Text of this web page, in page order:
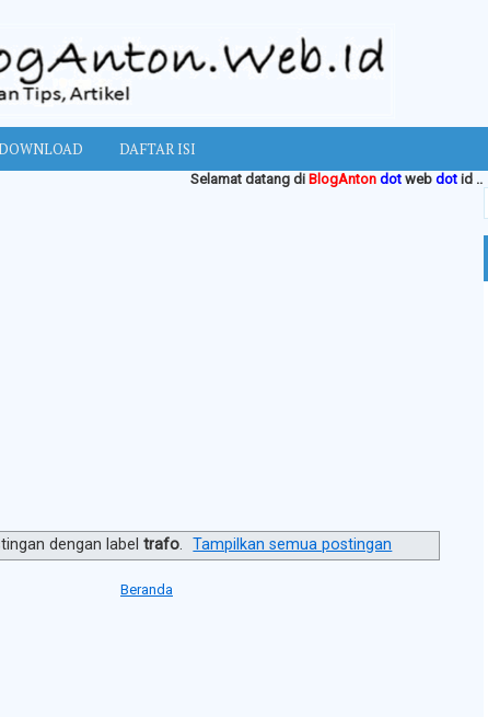
DAFTAR ISI
Selamat datang diBlogAnton dotwebdotid ..
dengan label trafo. Tampilkan semua postingan
Beranda